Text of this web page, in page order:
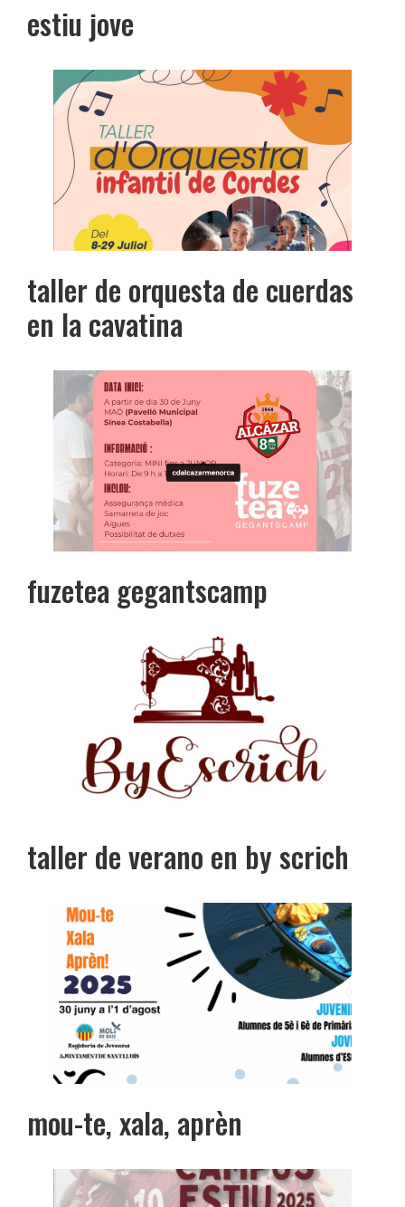
estiu jove
taller de orquesta de cuerdas
en la cavatina
fuzetea gegantscamp
taller de verano en by scrich
mou-te, xala, aprèn